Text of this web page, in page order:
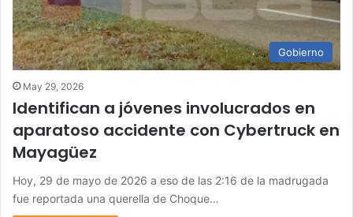
Gobierno
May 29, 2026
Identifican a jóvenes involucrados en
aparatoso accidente con Cybertruck en
Mayagüez
Hoy, 29 de mayo de 2026 a eso de las 2:16 de la madrugada
fue reportada una querella de Choque…